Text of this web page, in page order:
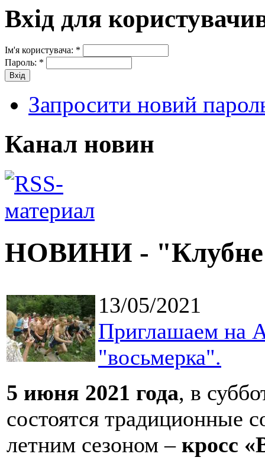
Вхід для
Ім'я користувача: *
Пароль: *
Запросити новий
Канал новин
НОВИНИ - "Клубне
13/05/2021
Приглашаем на
"восьмерка".
5 июня 2021 года, в
состоятся традиционные
летним сезоном – кросс